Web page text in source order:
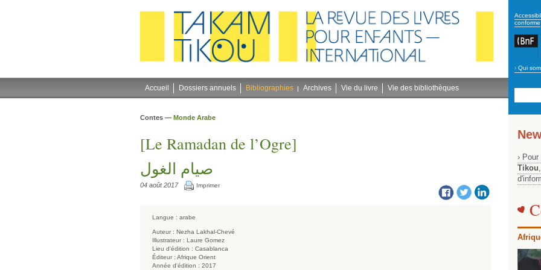
conforme
› Qui
Accueil Dossiers annuels Bibliographies Archives Vie du livre Vie des bibliothèques
Contes — Monde Arabe
[Le Ramadan de l’Ogre]
صيام الغول
04 août 2017 Imprimer
Langue : arabe
Auteur : Nezha Lakhal-Chevé
Illustrateur : Laure Gomez
Lieu d'édition : Casablanca
Éditeur : Afrique Orient
Année d'édition : 2017
›
Tikou